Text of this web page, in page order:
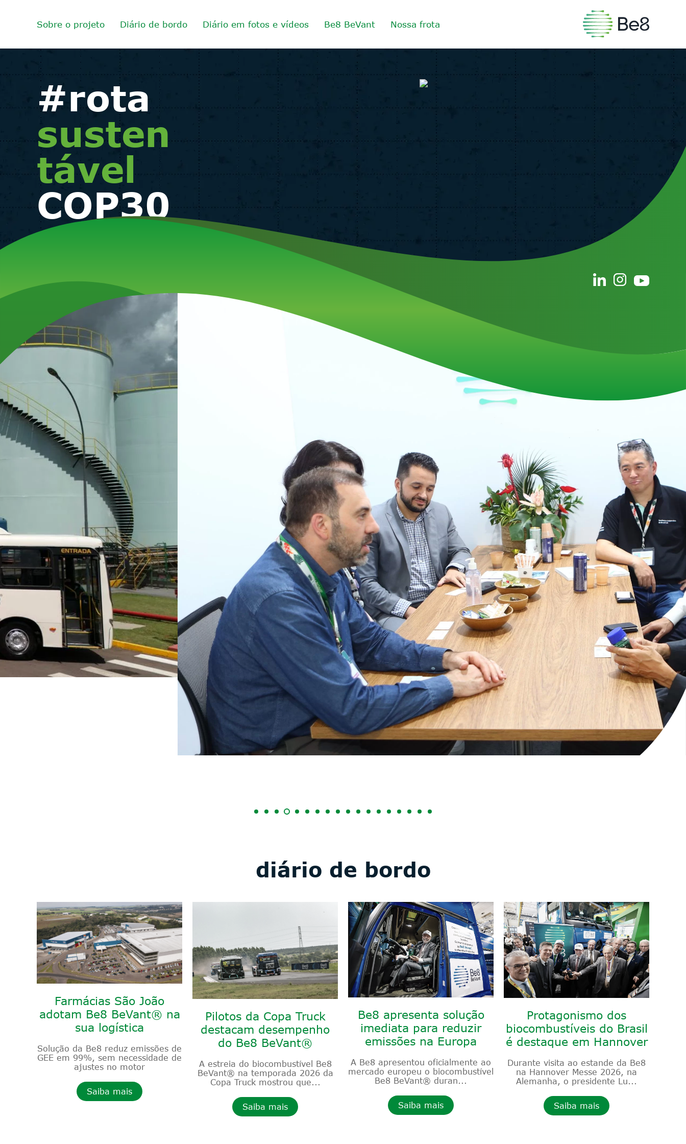
Sobre o projeto Diário de bordo Diário em fotos e vídeos Be8 BeVant Nossa frota
#rota
susten
tável
COP30
diário de bordo
Farmácias São João
adotam Be8 BeVant® na
sua logística
Solução da Be8 reduz emissões de
GEE em 99%, sem necessidade de
ajustes no motor
Saiba mais
Pilotos da Copa Truck
destacam desempenho
do Be8 BeVant®
A estreia do biocombustível Be8
BeVant® na temporada 2026 da
Copa Truck mostrou que...
Saiba mais
Be8 apresenta solução
imediata para reduzir
emissões na Europa
A Be8 apresentou oficialmente ao
mercado europeu o biocombustível
Be8 BeVant® duran...
Saiba mais
Protagonismo dos
biocombustíveis do Brasil
é destaque em Hannover
Durante visita ao estande da Be8
na Hannover Messe 2026, na
Alemanha, o presidente Lu...
Saiba mais